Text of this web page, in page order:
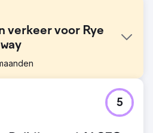
verkeer voor Rye
in juni 2023 met een
circa 10.000 bezoeken per
waren onder meer het
5